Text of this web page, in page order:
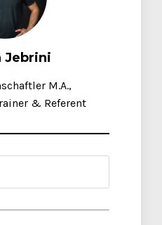
Jebrini
M.A.,
& Referent